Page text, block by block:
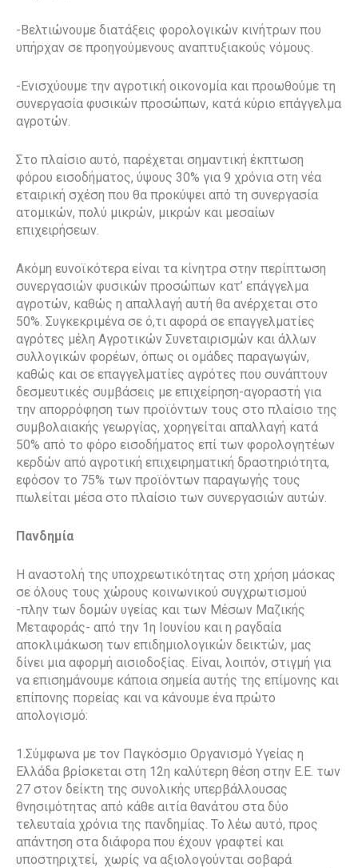
-Βελτιώνουμε διατάξεις φορολογικών κινήτρων που
υπήρχαν σε προηγούμενους αναπτυξιακούς νόμους.
-Ενισχύουμε την αγροτική οικονομία και προωθούμε τη
συνεργασία φυσικών προσώπων, κατά κύριο επάγγελμα
αγροτών.
Στο πλαίσιο αυτό, παρέχεται σημαντική έκπτωση
φόρου εισοδήματος, ύψους 30% για 9 χρόνια στη νέα
εταιρική σχέση που θα προκύψει από τη συνεργασία
ατομικών, πολύ μικρών, μικρών και μεσαίων
επιχειρήσεων.
Ακόμη ευνοϊκότερα είναι τα κίνητρα στην περίπτωση
συνεργασιών φυσικών προσώπων κατ’ επάγγελμα
αγροτών, καθώς η απαλλαγή αυτή θα ανέρχεται στο
50%. Συγκεκριμένα σε ό,τι αφορά σε επαγγελματίες
αγρότες μέλη Αγροτικών Συνεταιρισμών και άλλων
συλλογικών φορέων, όπως οι ομάδες παραγωγών,
καθώς και σε επαγγελματίες αγρότες που συνάπτουν
δεσμευτικές συμβάσεις με επιχείρηση-αγοραστή για
την απορρόφηση των προϊόντων τους στο πλαίσιο της
συμβολαιακής γεωργίας, χορηγείται απαλλαγή κατά
50% από το φόρο εισοδήματος επί των φορολογητέων
κερδών από αγροτική επιχειρηματική δραστηριότητα,
εφόσον το 75% των προϊόντων παραγωγής τους
πωλείται μέσα στο πλαίσιο των συνεργασιών αυτών.
Πανδημία
Η αναστολή της υποχρεωτικότητας στη χρήση μάσκας
σε όλους τους χώρους κοινωνικού συγχρωτισμού
-πλην των δομών υγείας και των Μέσων Μαζικής
Μεταφοράς- από την 1η Ιουνίου και η ραγδαία
αποκλιμάκωση των επιδημιολογικών δεικτών, μας
δίνει μια αφορμή αισιοδοξίας. Είναι, λοιπόν, στιγμή για
να επισημάνουμε κάποια σημεία αυτής της επίμονης και
επίπονης πορείας και να κάνουμε ένα πρώτο
απολογισμό:
1.Σύμφωνα με τον Παγκόσμιο Οργανισμό Υγείας η
Ελλάδα βρίσκεται στη 12η καλύτερη θέση στην Ε.Ε. των
27 στον δείκτη της συνολικής υπερβάλλουσας
θνησιμότητας από κάθε αιτία θανάτου στα δύο
τελευταία χρόνια της πανδημίας. Το λέω αυτό, προς
απάντηση στα διάφορα που έχουν γραφτεί και
υποστηριχτεί, χωρίς να αξιολογούνται σοβαρά